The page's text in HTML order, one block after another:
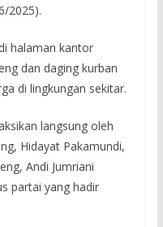
2025).
halaman kantor
dan daging kurban
di lingkungan sekitar.
langsung oleh
Hidayat Pakamundi,
Andi Jumriani
partai yang hadir